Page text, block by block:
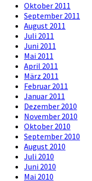
Oktober 2011
September 2011
August 2011
Juli 2011
Juni 2011
Mai 2011
April 2011
März 2011
Februar 2011
Januar 2011
Dezember 2010
November 2010
Oktober 2010
September 2010
August 2010
Juli 2010
Juni 2010
Mai 2010